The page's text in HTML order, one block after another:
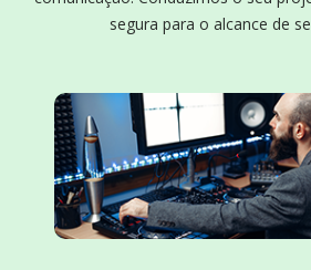
segura para o alcance de